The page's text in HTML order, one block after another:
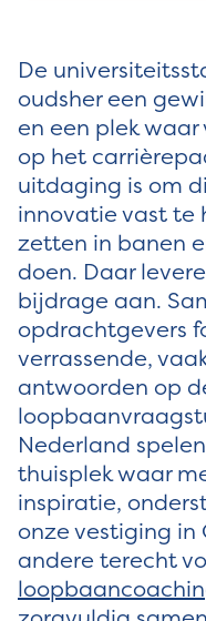
De
oudsher een
en een plek
op het
uitdaging is om
innovatie vast te
zetten in banen
doen. Daar
bijdrage aan.
opdrachtgevers
verrassende,
antwoorden op
Nederland
thuisplek waar
inspiratie,
onze vestiging in
andere terecht